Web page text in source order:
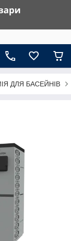
ДЛЯ БАСЕЙНІВ